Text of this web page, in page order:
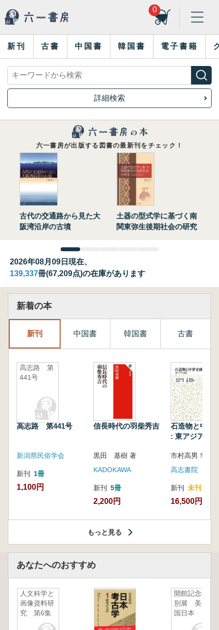
0
新刊 古書 中国書 韓国書 電子書籍
詳細検索
六一書房が出版する図書の最新刊をチェック！
古代の交通路から見た大
阪湾沿岸の古墳
土器の型式学に基づく南
関東弥生後期社会の研究
2026年08月09日現在、
139,337冊(67,209点)の在庫があります
新着の本
新刊 中国書 韓国書 古書
高志路 第
441号
高志路 第441号
新潟県民俗学会
新刊 1冊
1,100円
信長時代の羽柴秀吉
黒田 基樹 著
KADOKAWA
新刊 5冊
2,200円
石造物と中世
: 東アジアと
高志書院
新刊 未刊
16,500円
もっと見る
あなたへのおすすめ
人文科学と
画像資料研
究 第6集
開館記念特
別展 美の
国日本